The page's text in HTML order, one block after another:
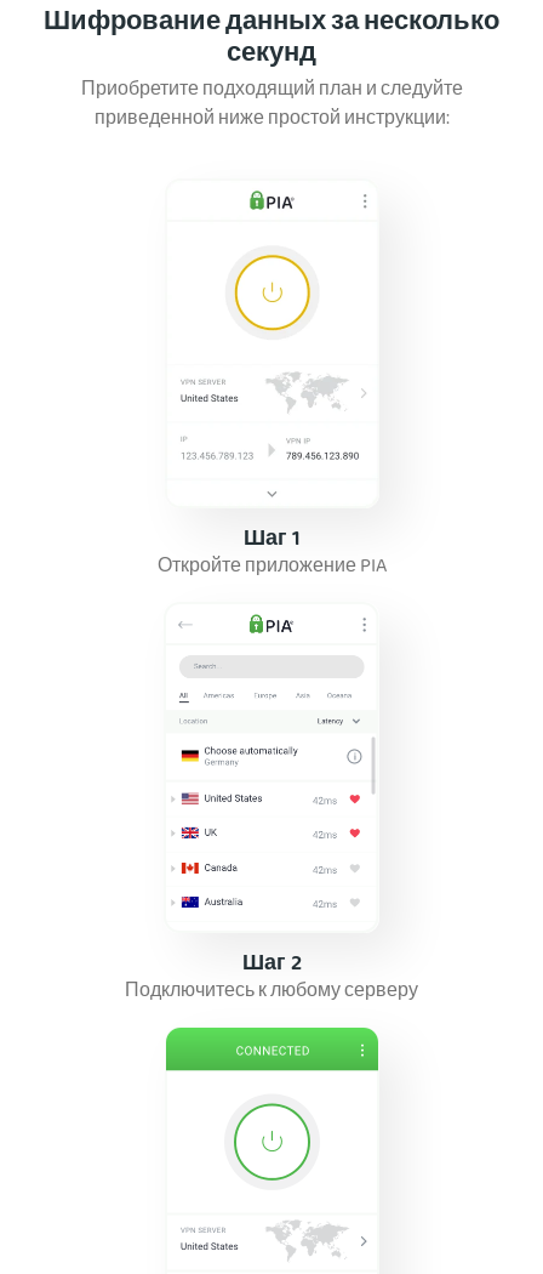
Шифрование данных за несколько
секунд
Приобретите подходящий план и следуйте
приведенной ниже простой инструкции:
Шаг 1
Откройте приложение PIA
Шаг 2
Подключитесь к любому серверу